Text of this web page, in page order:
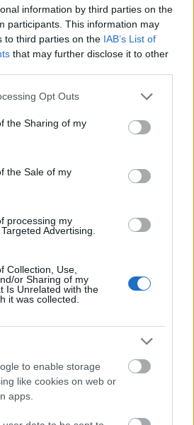
information by third parties on the
participants. This information may
to third parties on the IAB’s List of
that may further disclose it to other
app uses one or more Google
usage behaviour. You may click to
Google and its third-party tags to
specified purposes in below Google
Opt Outs
the Sharing of my
the Sale of my
processing my
Advertising.
Collection, Use,
or Sharing of my
Is Unrelated with the
it was collected.
to enable storage
like cookies on web or
apps.
al Alavés sin novedades en
Bellerín, Carvalho y Chimy Ávila
que Aitor Ruibal, quien sufrió un
choque copero ante el Barcelona.
con normalidad y regresará a la
equipos tras la primera
El Barcelona va tercero en LaLiga,
primera vuelta.
contra la Real Sociedad en
el capitán ché, José Luis
en la Copa por una contusión en
el Sevilla de la que ya está